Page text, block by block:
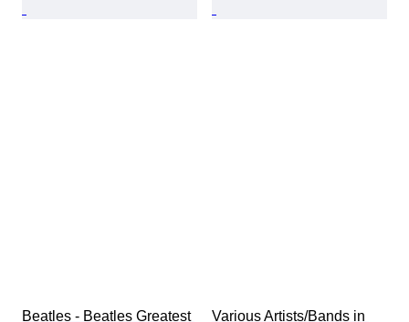
Beatles - Beatles Greatest
Various Artists/Bands in